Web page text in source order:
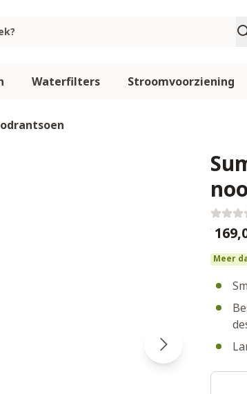
Waterfilters Stroomvoorziening
€
Meer